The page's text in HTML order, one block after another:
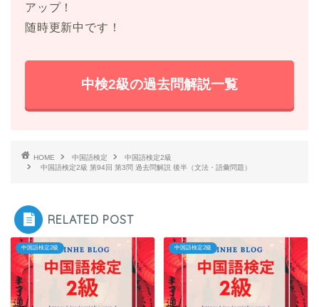
アップ！
随時更新中です！
中検2級の過去問解説一覧
HOME 中国語検定
中国語検定2級
中国語検定2級 第94回 第3問 過去問解説 後半（文法・語彙問題）
RELATED POST
中国語検定2級 中国語検定2級